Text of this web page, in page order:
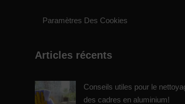
Paramètres Des Cookies
Articles récents
Conseils utiles pour le
des cadres en aluminium!